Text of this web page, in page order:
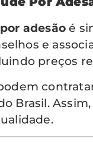
adesão é
e
preços
Brasil.